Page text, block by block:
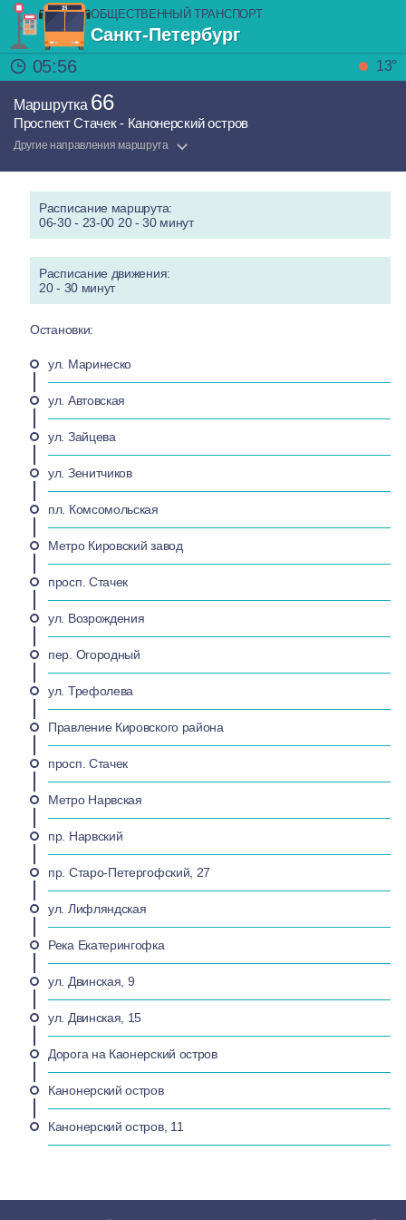
ОБЩЕСТВЕННЫЙ ТРАНСПОРТ
Санкт-Петербург
05:56
13°
Маршрутка 66
Проспект Стачек - Канонерский остров
Другие направления маршрута
Расписание маршрута:
06-30 - 23-00 20 - 30 минут
Расписание движения:
20 - 30 минут
Остановки:
ул. Маринеско
ул. Автовская
ул. Зайцева
ул. Зенитчиков
пл. Комсомольская
Метро Кировский завод
просп. Стачек
ул. Возрождения
пер. Огородный
ул. Трефолева
Правление Кировского района
просп. Стачек
Метро Нарвская
пр. Нарвский
пр. Старо-Петергофский, 27
ул. Лифляндская
Река Екатерингофка
ул. Двинская, 9
ул. Двинская, 15
Дорога на Каонерский остров
Канонерский остров
Канонерский остров, 11